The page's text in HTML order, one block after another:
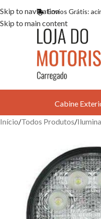
Skip to navigation
Skip to main content
Envios Grátis:
Cabine
Início Todos Produtos